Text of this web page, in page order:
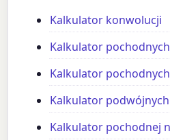
Kalkulator konwolucji
Kalkulator pochodnych
Kalkulator
Kalkulator podwójnych
Kalkulator pochodnej